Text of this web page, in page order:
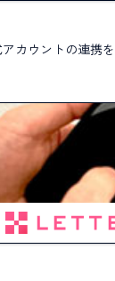
アカウントの連携